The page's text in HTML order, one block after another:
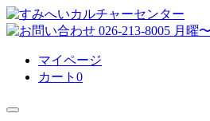
マイページ
カート 0